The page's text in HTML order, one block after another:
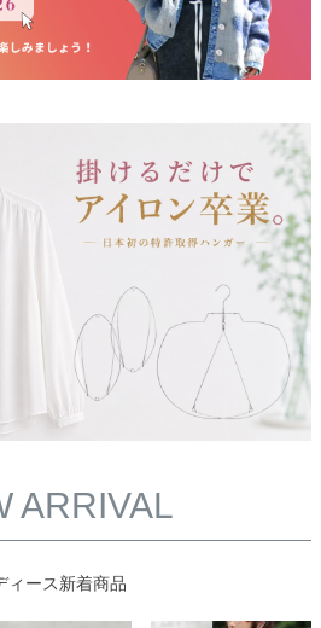
ARRIVAL
ィース新着商品